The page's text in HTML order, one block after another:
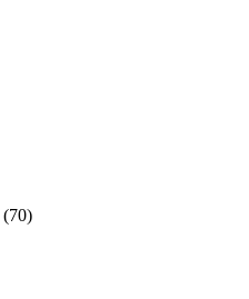
(70)